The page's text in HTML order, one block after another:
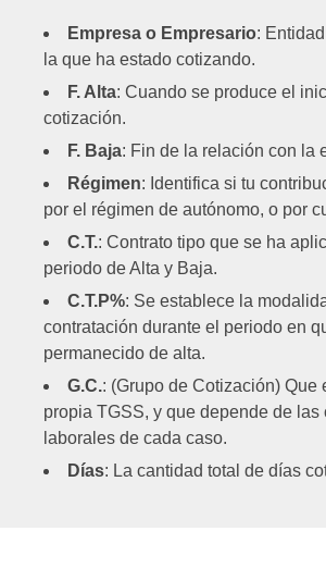
Empresa o Empresario:
la que ha estado cotizando.
F. Alta: Cuando se produce el
cotización.
F. Baja: Fin de la relación con la
Régimen: Identifica si tu
por el régimen de autónomo, o por
C.T.: Contrato tipo que se ha
periodo de Alta y Baja.
C.T.P%: Se establece la
contratación durante el periodo en
permanecido de alta.
G.C.: (Grupo de Cotización) Que
propia TGSS, y que depende de las
laborales de cada caso.
Días: La cantidad total de días